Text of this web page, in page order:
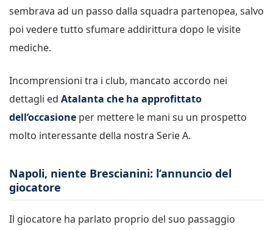
sembrava ad un passo dalla squadra partenopea, salvo
poi vedere tutto sfumare addirittura dopo le visite
mediche.
Incomprensioni tra i club, mancato accordo nei
dettagli ed Atalanta che ha approfittato
dell’occasione per mettere le mani su un prospetto
molto interessante della nostra Serie A.
Napoli, niente Brescianini: l’annuncio del
giocatore
Il giocatore ha parlato proprio del suo passaggio